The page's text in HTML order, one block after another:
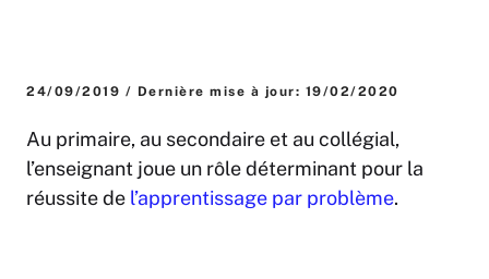
24/09/2019 / Dernière mise à jour: 19/02/2020
Au primaire, au secondaire et au collégial,
l’enseignant joue un rôle déterminant pour la
réussite de l’apprentissage par problème.